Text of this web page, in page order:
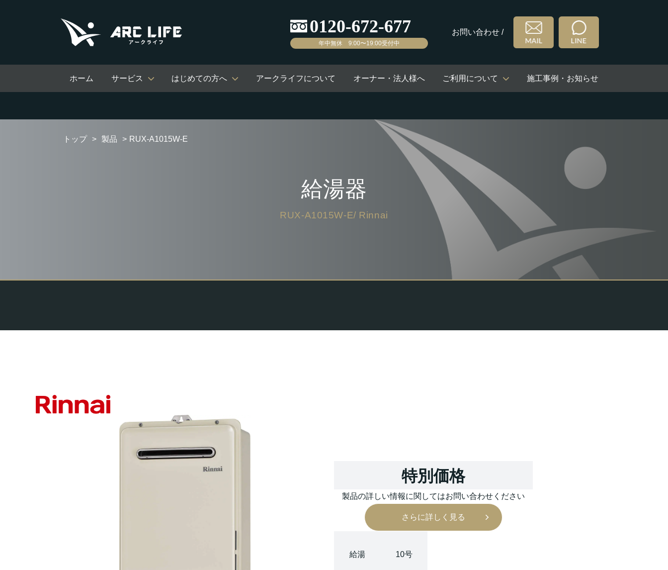
年中無休 9:00〜19:00受付中
お問い合わせ /
ホーム サービス はじめての方へ アークライフについて オーナー・法人様へ ご利用について 施工事例・お知らせ
トップ 製品 RUX-A1015W-E
給湯器
RUX-A1015W-E/ Rinnai
特別価格
製品の詳しい情報に関してはお問い合わせください
さらに詳しく見る
給湯 10号